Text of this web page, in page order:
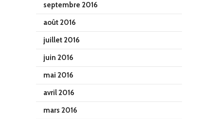
septembre 2016
août 2016
juillet 2016
juin 2016
mai 2016
avril 2016
mars 2016